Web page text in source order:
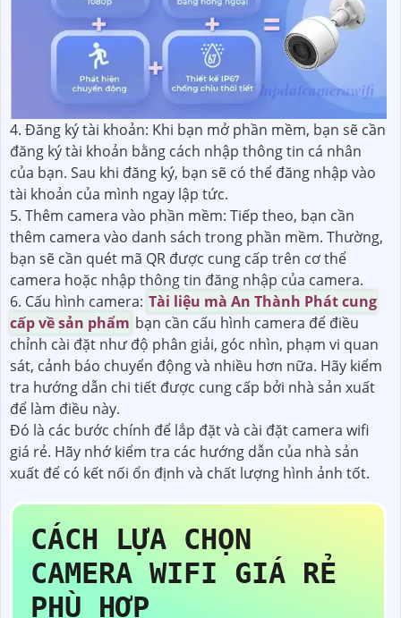
4. Đăng ký tài khoản: Khi bạn mở phần mềm, bạn sẽ cần
đăng ký tài khoản bằng cách nhập thông tin cá nhân
của bạn. Sau khi đăng ký, bạn sẽ có thể đăng nhập vào
tài khoản của mình ngay lập tức.
5. Thêm camera vào phần mềm: Tiếp theo, bạn cần
thêm camera vào danh sách trong phần mềm. Thường,
bạn sẽ cần quét mã QR được cung cấp trên cơ thể
camera hoặc nhập thông tin đăng nhập của camera.
6. Cấu hình camera: Tài liệu mà An Thành Phát cung
cấp về sản phẩm bạn cần cấu hình camera để điều
chỉnh cài đặt như độ phân giải, góc nhìn, phạm vi quan
sát, cảnh báo chuyển động và nhiều hơn nữa. Hãy kiểm
tra hướng dẫn chi tiết được cung cấp bởi nhà sản xuất
để làm điều này.
Đó là các bước chính để lắp đặt và cài đặt camera wifi
giá rẻ. Hãy nhớ kiểm tra các hướng dẫn của nhà sản
xuất để có kết nối ổn định và chất lượng hình ảnh tốt.
CÁCH LỰA CHỌN
CAMERA WIFI GIÁ RẺ
PHÙ HỢP